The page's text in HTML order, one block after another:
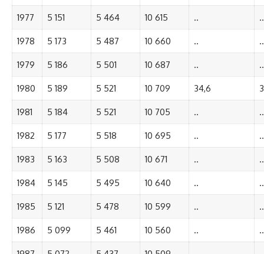
1977 5 151 5 464 10 615 .. ..
1978 5 173 5 487 10 660 .. ..
1979 5 186 5 501 10 687 .. ..
1980 5 189 5 521 10 709 34,6
1981 5 184 5 521 10 705 .. ..
1982 5 177 5 518 10 695 .. ..
1983 5 163 5 508 10 671 .. ..
1984 5 145 5 495 10 640 .. ..
1985 5 121 5 478 10 599 .. ..
1986 5 099 5 461 10 560 .. ..